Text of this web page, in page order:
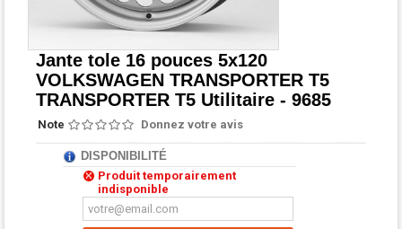
Jante tole 16 pouces 5x120
VOLKSWAGEN TRANSPORTER T5
TRANSPORTER T5 Utilitaire - 9685
Note Donnez votre avis
DISPONIBILITÉ
Produit temporairement
indisponible